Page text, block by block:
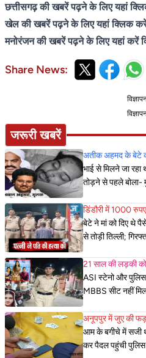
छत्तीसगढ़ की खबरें पढ़ने के लिए यहां
खेल की खबरें पढ़ने के लिए यहां क्लिक
मनोरंजन की खबरें पढ़ने के लिए यहां करें
Share News:
जरूरी खबरें
अतीक अहमद के बेटे
भाई से मिलने जा
तोड़ने से पहले बोला-
डिंडौरी में 1000
बेटे ने मां को दिए थे
से तोड़ी तिल्ली;
21 साल की लड़की को
ASI स्टेनो और पुलिस
MBBS सीट नहीं
अनूपपुर में जुए की फड़
आम के बगीचे में सजी
कर पैदल पहुंची पुलिस